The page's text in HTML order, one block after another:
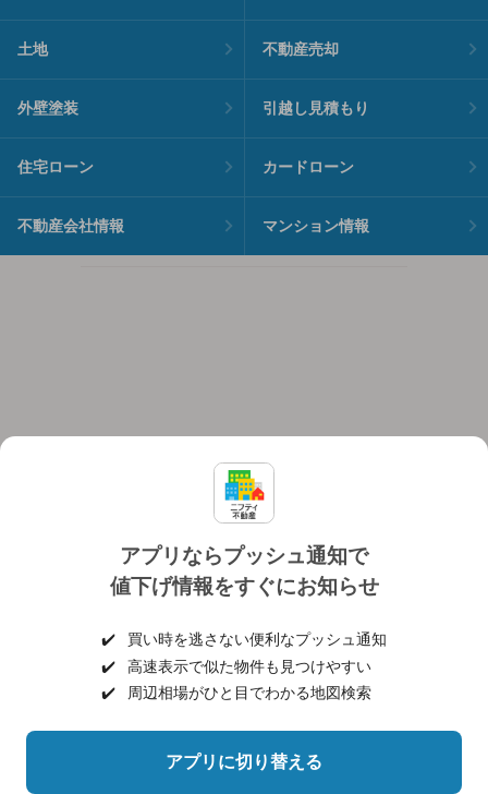
アプリならプッシュ通知で
値下げ情報をすぐにお知らせ
✔️
買い時を逃さない便利なプッシュ通知
✔️
高速表示で似た物件も見つけやすい
✔️
周辺相場がひと目でわかる地図検索
アプリに切り替える
土地 不動産売却
外壁塗装 引越し見積もり
住宅ローン カードローン
不動産会社情報 マンション情報
個人情報保護ポリシー 利用規約
ヘルプ・お問い合わせ 採用情報
©NIFTY Lifestyle Co., Ltd.